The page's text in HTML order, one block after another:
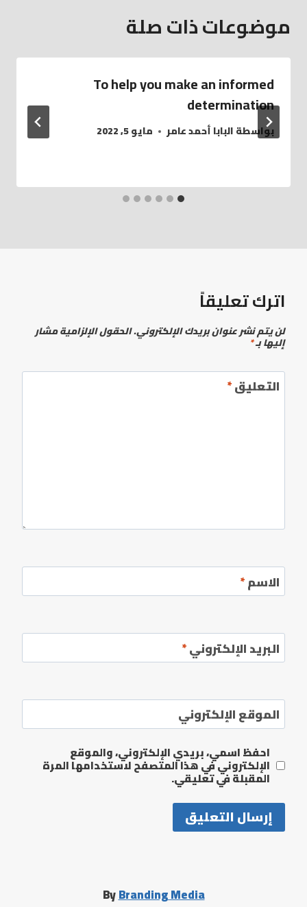
موضوعات ذات صلة
To help you make an informed
determination
بواسطةالبابا أحمد عامر مايو 5, 2022
اترك تعليقاً
لن يتم نشر عنوان بريدك الإلكتروني.الحقول الإلزامية مشار
إليها بـ*
التعليق*
الاسم*
البريد الإلكتروني*
الموقع الإلكتروني
احفظ اسمي، بريدي الإلكتروني، والموقع
الإلكتروني في هذا المتصفح لاستخدامها المرة
المقبلة في تعليقي.
ByBranding Media